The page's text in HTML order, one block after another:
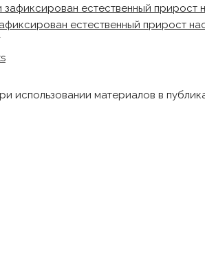
естественный прирост
использовании материалов в